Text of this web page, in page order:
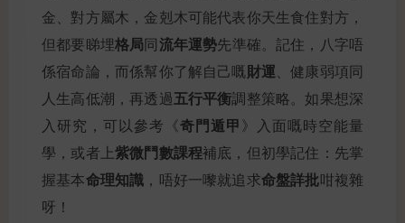
金、對方屬木，金剋木可能代表你天生食住對方，
但都要睇埋格局同流年運勢先準確。記住，八字唔
係宿命論，而係幫你了解自己嘅財運 、健康弱項同
人生高低潮，再透過五行平衡調整策略。如果想深
入研究，可以參考《奇門遁甲》入面嘅時空能量
學，或者上紫微鬥數課程補底，但初學記住：先掌
握基本命理知識 ，唔好一嚟就追求命盤詳批咁複雜
呀！